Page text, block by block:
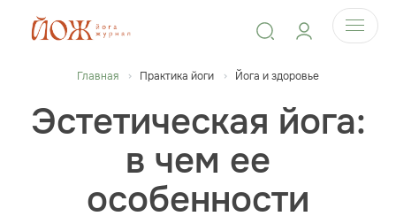
Главная Практика йоги Йога и здоровье
Эстетическая йога:
в чем ее
особенности